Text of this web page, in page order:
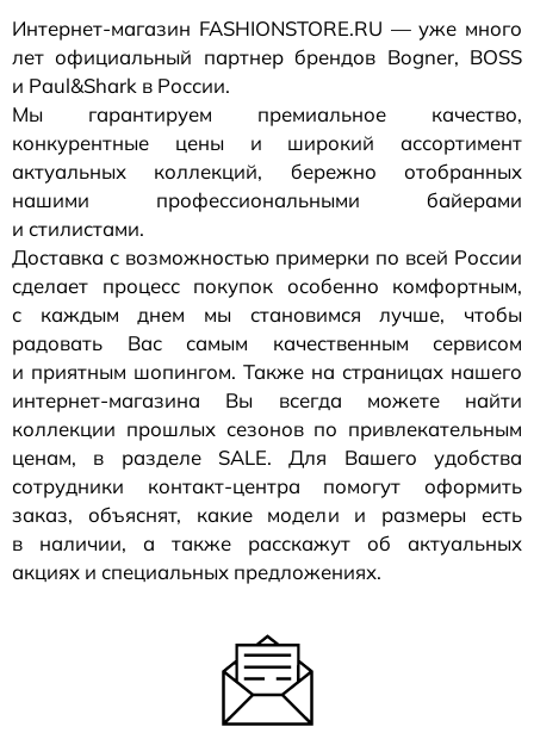
Интернет-магазин FASHIONSTORE.RU — уже много
лет официальный партнер брендов Bogner, BOSS
и Paul&Shark в России.
Мы гарантируем премиальное качество,
конкурентные цены и широкий ассортимент
актуальных коллекций, бережно отобранных
нашими профессиональными байерами
и стилистами.
Доставка с возможностью примерки по всей России
сделает процесс покупок особенно комфортным,
с каждым днем мы становимся лучше, чтобы
радовать Вас самым качественным сервисом
и приятным шопингом. Также на страницах нашего
интернет-магазина Вы всегда можете найти
коллекции прошлых сезонов по привлекательным
ценам, в разделе SALE. Для Вашего удобства
сотрудники контакт-центра помогут оформить
заказ, объяснят, какие модели и размеры есть
в наличии, а также расскажут об актуальных
акциях и специальных предложениях.